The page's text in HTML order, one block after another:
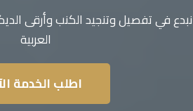
نبدع في تفصيل وتنجيد الكنب وأرقى
العربية
اطلب الخدمة